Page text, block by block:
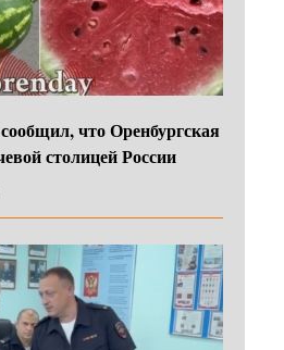
что Оренбургская
столицей России